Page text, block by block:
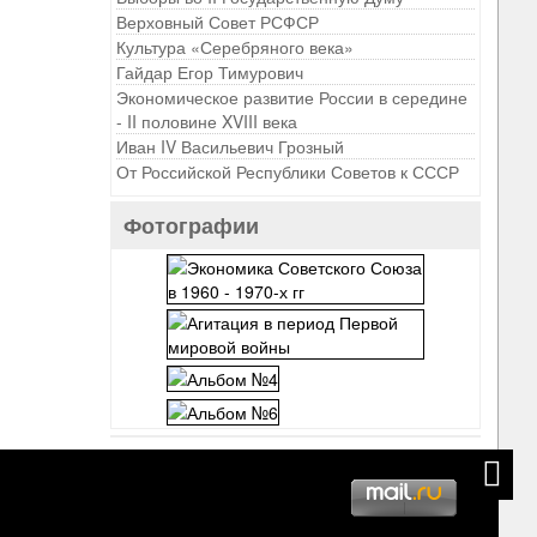
Верховный Совет РСФСР
Культура «Серебряного века»
Гайдар Егор Тимурович
Экономическое развитие России в середине
- II половине XVIII века
Иван IV Васильевич Грозный
От Российской Республики Советов к СССР
Фотографии